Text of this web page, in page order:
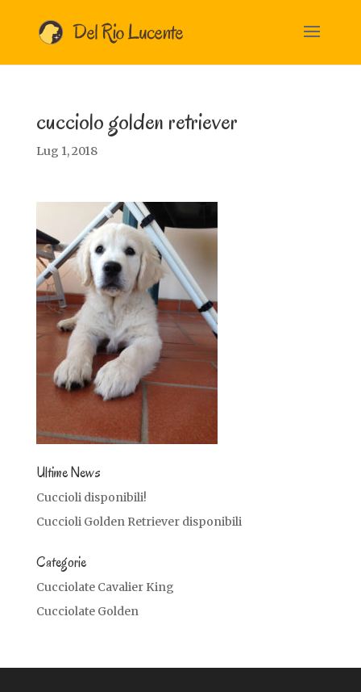
cucciolo golden retriever
Lug 1, 2018
Ultime News
Cuccioli disponibili!
Cuccioli Golden Retriever disponibili
Categorie
Cucciolate Cavalier King
Cucciolate Golden